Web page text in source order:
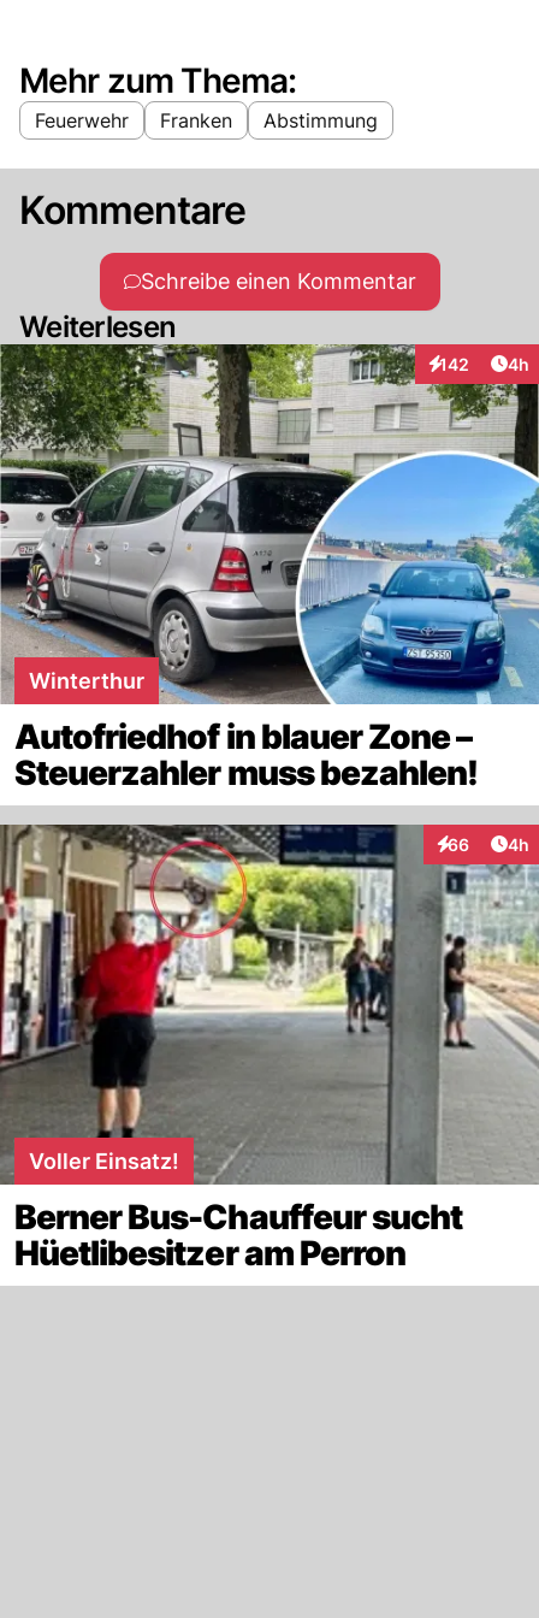
Mehr zum Thema:
Feuerwehr Franken Abstimmung
Kommentare
Schreibe einen Kommentar
Weiterlesen
142
Interaktionen
4h
Winterthur
Autofriedhof in blauer Zone –
Steuerzahler muss bezahlen!
66
Interaktionen
4h
Voller Einsatz!
Berner Bus-Chauffeur sucht
Hüetlibesitzer am Perron